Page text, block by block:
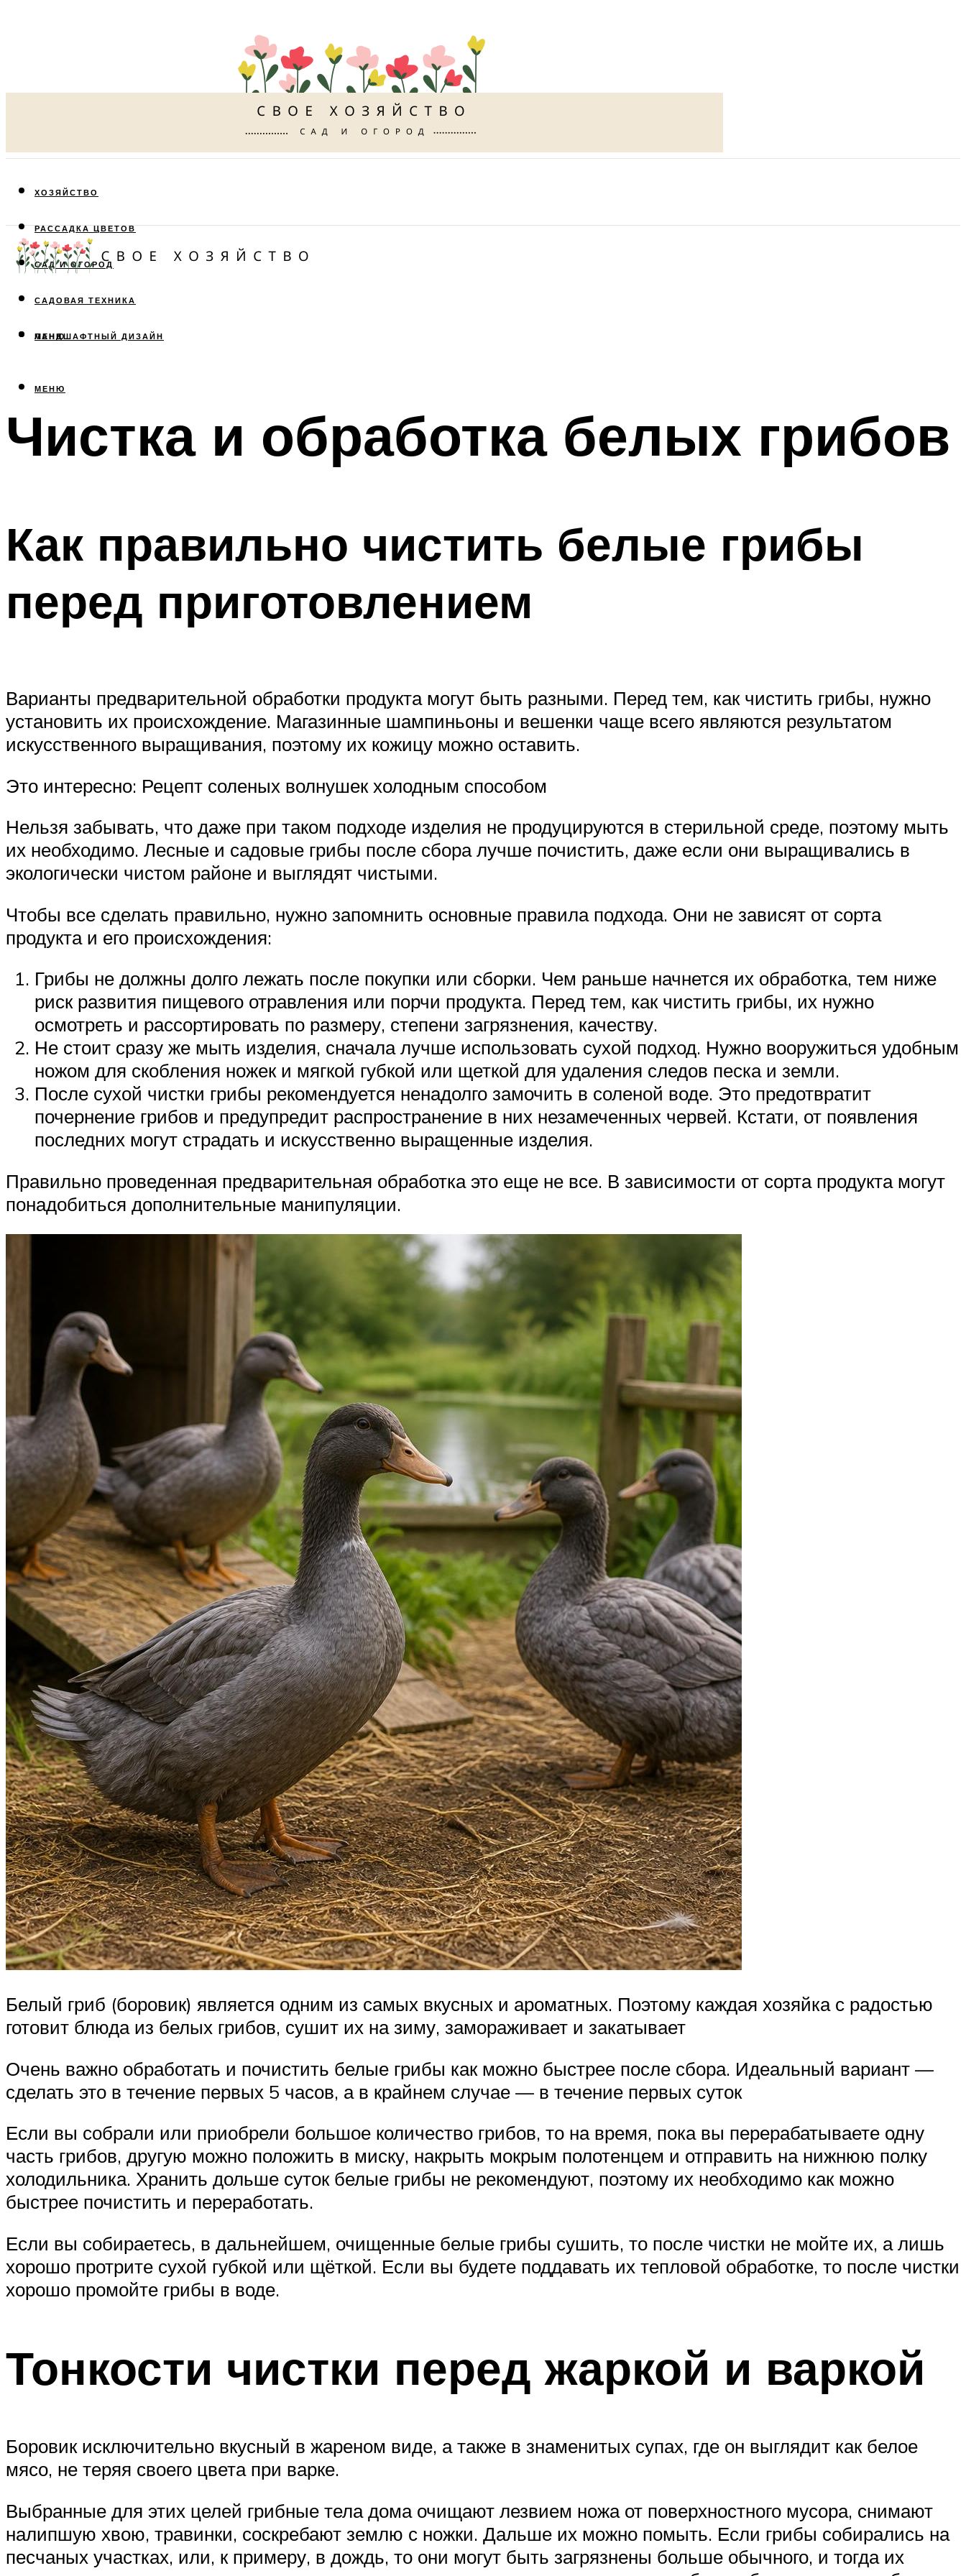
ХОЗЯЙСТВО
РАССАДКА ЦВЕТОВ
САД И ОГОРОД
САДОВАЯ ТЕХНИКА
ЛАНДШАФТНЫЙ ДИЗАЙН
МЕНЮ
МЕНЮ
Чистка и обработка белых грибов
Как правильно чистить белые грибы
перед приготовлением
Варианты предварительной обработки продукта могут быть разными. Перед тем, как чистить грибы, нужно
установить их происхождение. Магазинные шампиньоны и вешенки чаще всего являются результатом
искусственного выращивания, поэтому их кожицу можно оставить.
Это интересно: Рецепт соленых волнушек холодным способом
Нельзя забывать, что даже при таком подходе изделия не продуцируются в стерильной среде, поэтому мыть
их необходимо. Лесные и садовые грибы после сбора лучше почистить, даже если они выращивались в
экологически чистом районе и выглядят чистыми.
Чтобы все сделать правильно, нужно запомнить основные правила подхода. Они не зависят от сорта
продукта и его происхождения:
Грибы не должны долго лежать после покупки или сборки. Чем раньше начнется их обработка, тем ниже
риск развития пищевого отравления или порчи продукта. Перед тем, как чистить грибы, их нужно
осмотреть и рассортировать по размеру, степени загрязнения, качеству.
Не стоит сразу же мыть изделия, сначала лучше использовать сухой подход. Нужно вооружиться удобным
ножом для скобления ножек и мягкой губкой или щеткой для удаления следов песка и земли.
После сухой чистки грибы рекомендуется ненадолго замочить в соленой воде. Это предотвратит
почернение грибов и предупредит распространение в них незамеченных червей. Кстати, от появления
последних могут страдать и искусственно выращенные изделия.
Правильно проведенная предварительная обработка это еще не все. В зависимости от сорта продукта могут
понадобиться дополнительные манипуляции.
Белый гриб (боровик) является одним из самых вкусных и ароматных. Поэтому каждая хозяйка с радостью
готовит блюда из белых грибов, сушит их на зиму, замораживает и закатывает
Очень важно обработать и почистить белые грибы как можно быстрее после сбора. Идеальный вариант —
сделать это в течение первых 5 часов, а в крайнем случае — в течение первых суток
Если вы собрали или приобрели большое количество грибов, то на время, пока вы перерабатываете одну
часть грибов, другую можно положить в миску, накрыть мокрым полотенцем и отправить на нижнюю полку
холодильника. Хранить дольше суток белые грибы не рекомендуют, поэтому их необходимо как можно
быстрее почистить и переработать.
Если вы собираетесь, в дальнейшем, очищенные белые грибы сушить, то после чистки не мойте их, а лишь
хорошо протрите сухой губкой или щёткой. Если вы будете поддавать их тепловой обработке, то после чистки
хорошо промойте грибы в воде.
Тонкости чистки перед жаркой и варкой
Боровик исключительно вкусный в жареном виде, а также в знаменитых супах, где он выглядит как белое
мясо, не теряя своего цвета при варке.
Выбранные для этих целей грибные тела дома очищают лезвием ножа от поверхностного мусора, снимают
налипшую хвою, травинки, соскребают землю с ножки. Дальше их можно помыть. Если грибы собирались на
песчаных участках, или, к примеру, в дождь, то они могут быть загрязнены больше обычного, и тогда их